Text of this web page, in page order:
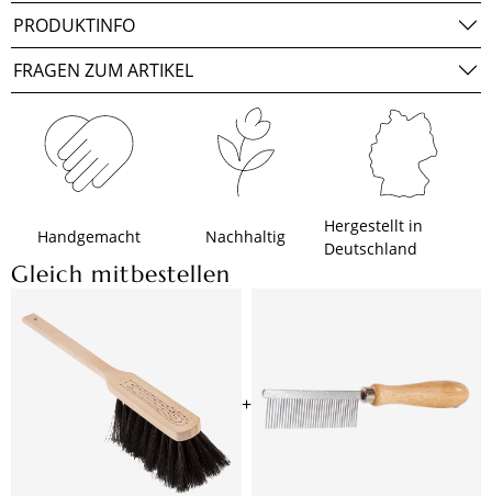
PRODUKTINFO
FRAGEN ZUM ARTIKEL
Handgemacht Nachhaltig
Hergestellt in
Deutschland
Gleich mitbestellen
+